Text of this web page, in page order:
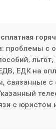
проблемы с
льгот,
ЕДК на
связанные с
с юристом